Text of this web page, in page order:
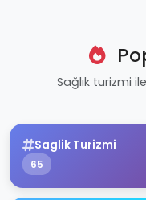
Sağlık turizmi
Saglik Turizmi
65